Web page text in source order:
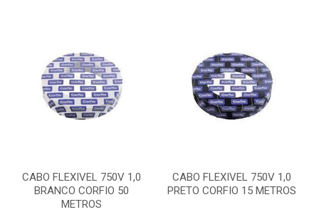
CABO FLEXIVEL 750V 1,0
BRANCO CORFIO 50
METROS
CABO FLEXIVEL 750V 1,0
PRETO CORFIO 15 METROS